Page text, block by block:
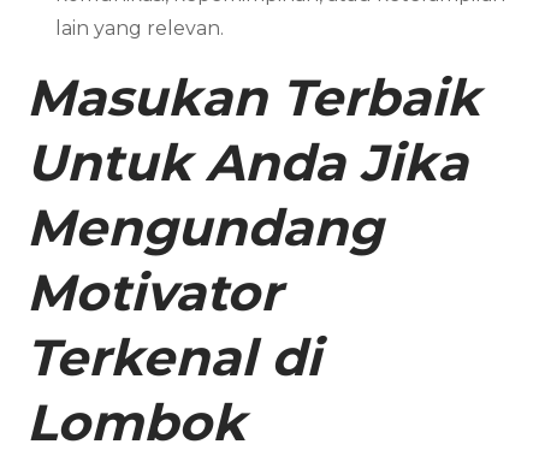
lain yang relevan.
Masukan Terbaik
Untuk Anda Jika
Mengundang
Motivator
Terkenal di
Lombok